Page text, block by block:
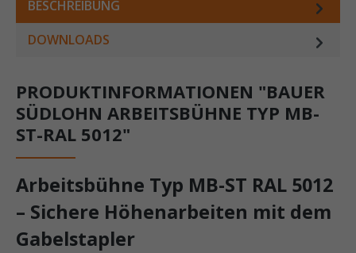
BESCHREIBUNG
DOWNLOADS
PRODUKTINFORMATIONEN "BAUER
SÜDLOHN ARBEITSBÜHNE TYP MB-
ST-RAL 5012"
Arbeitsbühne Typ MB-ST RAL 5012
– Sichere Höhenarbeiten mit dem
Gabelstapler